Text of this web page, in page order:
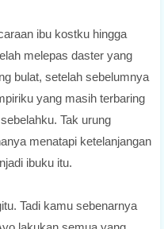
ibu kostku hingga
melepas daster yang
bulat, setelah sebelumnya
yang masih terbaring
Tak urung
menatapi ketelanjangan
ibuku itu.
Tadi kamu sebenarnya